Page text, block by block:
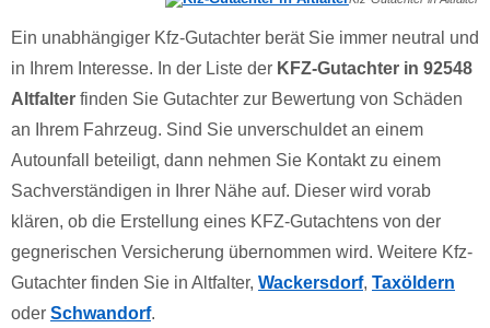
Ein unabhängiger Kfz-Gutachter berät Sie immer neutral und
in Ihrem Interesse. In der Liste der KFZ-Gutachter in 92548
Altfalter finden Sie Gutachter zur Bewertung von Schäden
an Ihrem Fahrzeug. Sind Sie unverschuldet an einem
Autounfall beteiligt, dann nehmen Sie Kontakt zu einem
Sachverständigen in Ihrer Nähe auf. Dieser wird vorab
klären, ob die Erstellung eines KFZ-Gutachtens von der
gegnerischen Versicherung übernommen wird. Weitere Kfz-
Gutachter finden Sie in Altfalter, Wackersdorf, Taxöldern
oder Schwandorf.